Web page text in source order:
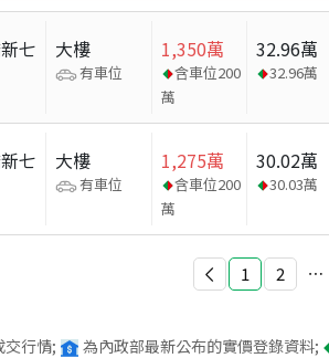
七
大樓
有車位
1,350萬
含車位200
萬
32.96萬
32.96萬
七
大樓
有車位
1,275萬
含車位200
萬
30.02萬
30.03萬
1 2 ⋯
交行情; 為內政部最新公布的實價登錄資料;